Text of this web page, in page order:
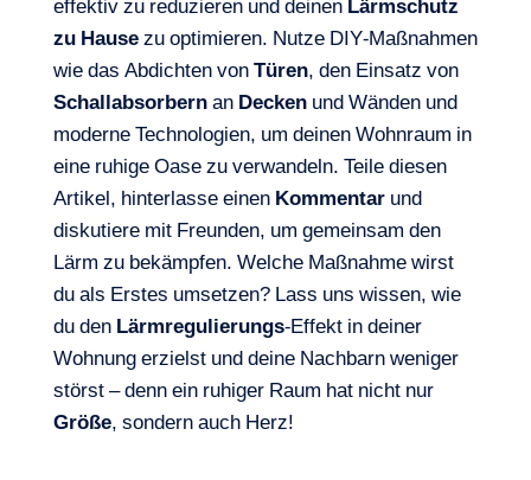
effektiv zu reduzieren und deinenLärmschutz
zu Hausezu optimieren. Nutze DIY-Maßnahmen
wie das Abdichten vonTüren, den Einsatz von
SchallabsorbernanDeckenund Wänden und
moderne Technologien, um deinen Wohnraum in
eine ruhige Oase zu verwandeln. Teile diesen
Artikel, hinterlasse einenKommentarund
diskutiere mit Freunden, um gemeinsam den
Lärm zu bekämpfen. Welche Maßnahme wirst
du als Erstes umsetzen? Lass uns wissen, wie
du denLärmregulierungs-Effekt in deiner
Wohnung erzielst und deine Nachbarn weniger
störst – denn ein ruhiger Raum hat nicht nur
Größe, sondern auch Herz!